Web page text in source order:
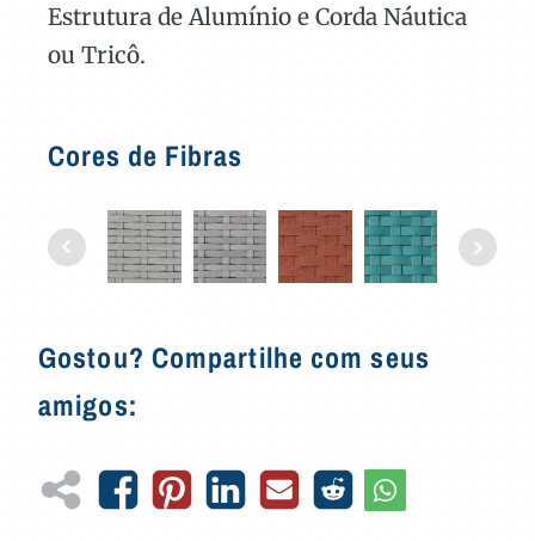
Estrutura de Alumínio e Corda Náutica
ou Tricô.
Cores de Fibras
Gostou? Compartilhe com seus
amigos: